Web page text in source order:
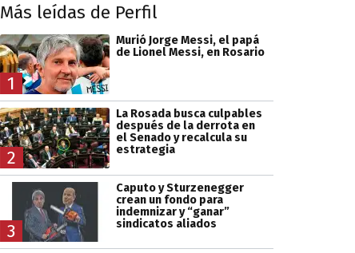
Más leídas de Perfil
1
Murió Jorge Messi, el papá
de Lionel Messi, en Rosario
2
La Rosada busca culpables
después de la derrota en
el Senado y recalcula su
estrategia
3
Caputo y Sturzenegger
crean un fondo para
indemnizar y “ganar”
sindicatos aliados